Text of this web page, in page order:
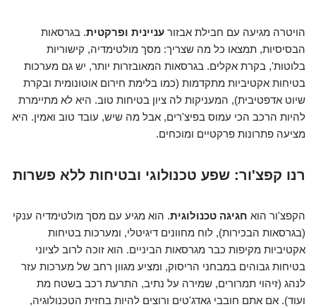
הויטרה מגיעה עם חבילת אבזור עניינית ופרקטית. בגרסאות
הבסיסיות, תמצאו כל מה שצריך: מסך מולטימדיה, קישוריות
בלוטות', בקרת אקלים. בגרסאות המאובזרות יותר, יש גם מערכות
בטיחות אקטיביות מתקדמות (כמו בלימת חירום אוטונומית ובקרת
שיוט אדפטיבית), המעניקות לה ציון בטיחות טוב. היא לא מתיימרת
להיות הרכב הכי עמוס בפיצ'רים, אבל מה שיש, עובד טוב ואמין. היא
מציעה פתרונות פרקטיים ומוכחים.
רנו קפצ'ור: שפע טכנולוגי ובטיחות ללא פשרות
הקפצ'ור הוא חגיגה טכנולוגית. הוא מגיע עם מסך מולטימדיה ענקי
(בגרסאות הבכירות), לוח מחוונים דיגיטלי, ומערכות בטיחות
אקטיביות מקיפות כבר מגרסאות הביניים. הוא זוכה לרוב לציוני
בטיחות גבוהים במבחני הריסוק, ומציע מגוון רחב של מערכות עזר
לנהג (זיהוי תמרורים, שמירה על נתיב, התרעת רכב בשטח מת
ועוד). אם אתם חובבי גאדג'טים ורוצים להיות בחזית הטכנולוגיה,